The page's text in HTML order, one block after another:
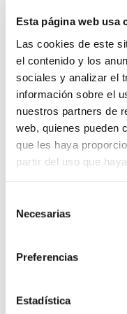
Esta página web usa
Las cookies de este
el contenido y los
sociales y analizar el
información sobre el
nuestros partners de
web, quienes pueden
que les haya
partir del uso que
Necesarias
Preferencias
Estadística
(SIN IVA).
Los que
producto,
compraron
BIOGRAFIAS DE